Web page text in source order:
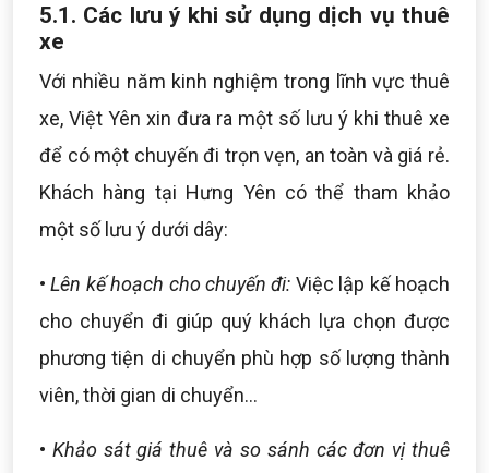
5.1. Các lưu ý khi sử dụng dịch vụ thuê
xe
Với nhiều năm kinh nghiệm trong lĩnh vực thuê
xe, Việt Yên xin đưa ra một số lưu ý khi thuê xe
để có một chuyến đi trọn vẹn, an toàn và giá rẻ.
Khách hàng tại Hưng Yên có thể tham khảo
một số lưu ý dưới dây:
•Lên kế hoạch cho chuyến đi: Việc lập kế hoạch
cho chuyển đi giúp quý khách lựa chọn được
phương tiện di chuyển phù hợp số lượng thành
viên, thời gian di chuyển...
• Khảo sát giá thuê và so sánh các đơn vị thuê